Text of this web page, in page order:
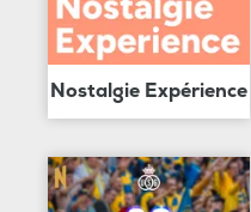
Nostalgie Expérience